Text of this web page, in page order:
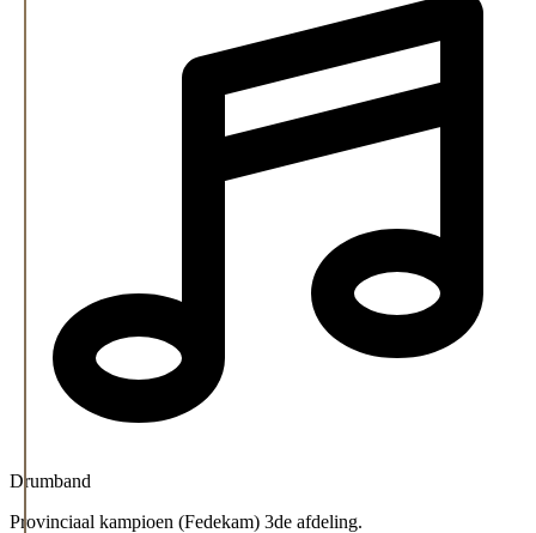
Drumband
Provinciaal kampioen (Fedekam) 3de afdeling.